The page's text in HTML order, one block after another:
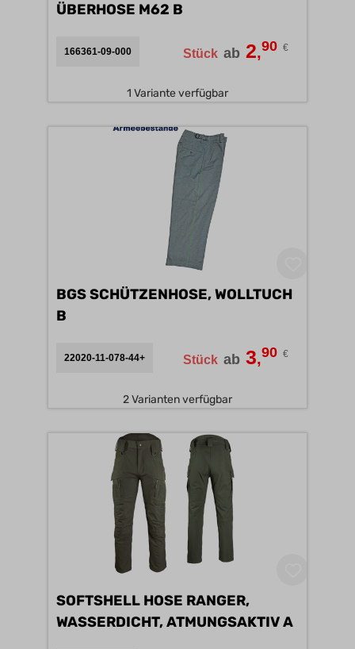
ÜBERHOSE M62 B
166361-09-000 Stück ab 2,90 €
1 Variante verfügbar
BGS SCHÜTZENHOSE, WOLLTUCH
B
22020-11-078-44+ Stück ab 3,90 €
2 Varianten verfügbar
SOFTSHELL HOSE RANGER,
WASSERDICHT, ATMUNGSAKTIV A